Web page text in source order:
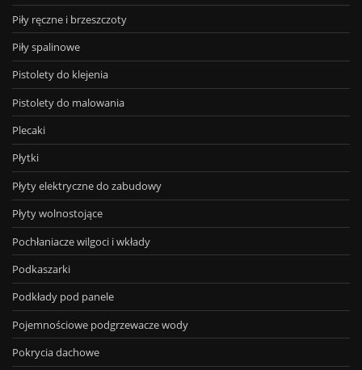
Piły ręczne i brzeszczoty
Piły spalinowe
Pistolety do klejenia
Pistolety do malowania
Plecaki
Płytki
Płyty elektryczne do zabudowy
Płyty wolnostojące
Pochłaniacze wilgoci i wkłady
Podkaszarki
Podkłady pod panele
Pojemnościowe podgrzewacze wody
Pokrycia dachowe